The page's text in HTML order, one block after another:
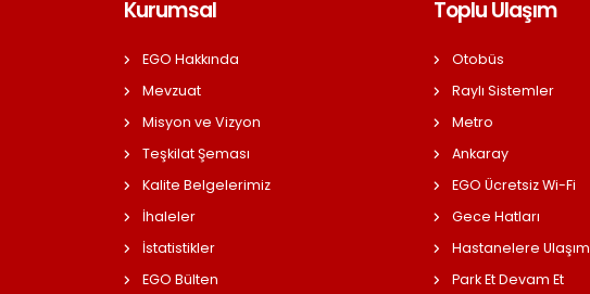
Kurumsal
EGO Hakkında
Mevzuat
Misyon ve Vizyon
Teşkilat Şeması
Kalite Belgelerimiz
İhaleler
İstatistikler
EGO Bülten
Toplu Ulaşım
Otobüs
Raylı Sistemler
Metro
Ankaray
EGO Ücretsiz Wi-Fi
Gece Hatları
Hastanelere Ulaşım
Park Et Devam Et